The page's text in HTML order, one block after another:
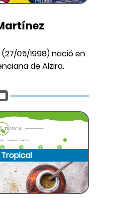
05/1998) nació en
de Alzira.